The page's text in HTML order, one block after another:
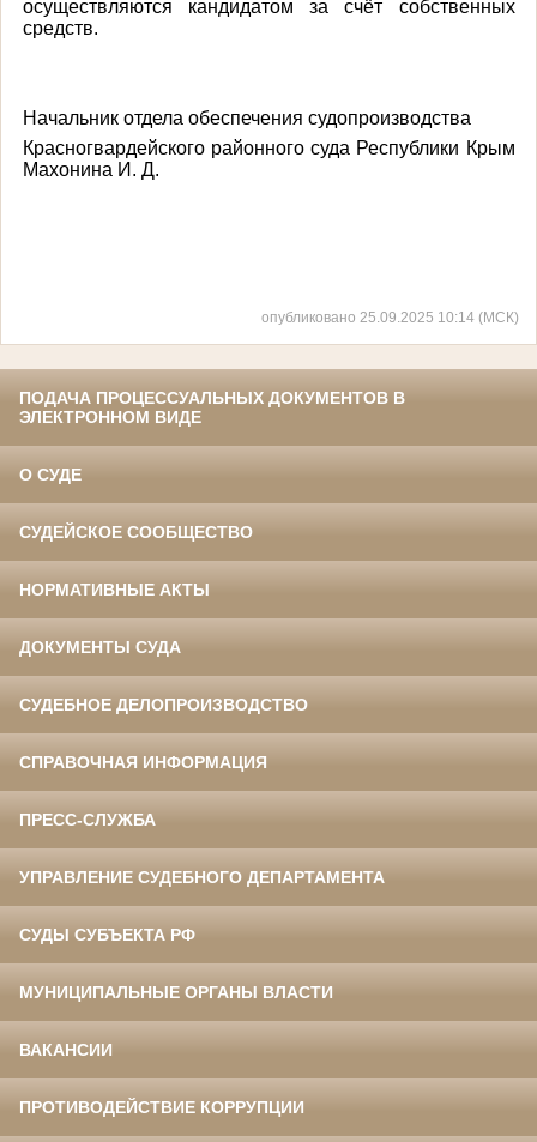
осуществляются кандидатом за счёт собственных
средств.
Начальник отдела обеспечения судопроизводства
Красногвардейского районного суда Республики Крым
Махонина И. Д.
опубликовано 25.09.2025 10:14 (МСК)
ПОДАЧА ПРОЦЕССУАЛЬНЫХ ДОКУМЕНТОВ В
ЭЛЕКТРОННОМ ВИДЕ
О СУДЕ
СУДЕЙСКОЕ СООБЩЕСТВО
НОРМАТИВНЫЕ АКТЫ
ДОКУМЕНТЫ СУДА
СУДЕБНОЕ ДЕЛОПРОИЗВОДСТВО
СПРАВОЧНАЯ ИНФОРМАЦИЯ
ПРЕСС-СЛУЖБА
УПРАВЛЕНИЕ СУДЕБНОГО ДЕПАРТАМЕНТА
СУДЫ СУБЪЕКТА РФ
МУНИЦИПАЛЬНЫЕ ОРГАНЫ ВЛАСТИ
ВАКАНСИИ
ПРОТИВОДЕЙСТВИЕ КОРРУПЦИИ